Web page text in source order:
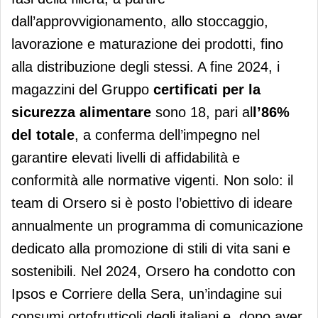
dall’approvvigionamento, allo stoccaggio,
lavorazione e maturazione dei prodotti, fino
alla distribuzione degli stessi. A fine 2024, i
magazzini del Gruppo certificati per la
sicurezza alimentare sono 18, pari all’86%
del totale, a conferma dell’impegno nel
garantire elevati livelli di affidabilità e
conformità alle normative vigenti. Non solo: il
team di Orsero si è posto l’obiettivo di ideare
annualmente un programma di comunicazione
dedicato alla promozione di stili di vita sani e
sostenibili. Nel 2024, Orsero ha condotto con
Ipsos e Corriere della Sera, un’indagine sui